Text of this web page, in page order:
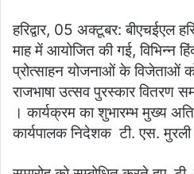
हरिद्वार, 05 अक्टूबर: बीएचईएल
माह में आयोजित की गई, विभिन्न
प्रोत्साहन योजनाओं के विजेताओं
राजभाषा उत्सव पुरस्कार वितरण
। कार्यक्रम का शुभारम्भ मुख्य
कार्यपालक निदेशक टी. एस. मुरली